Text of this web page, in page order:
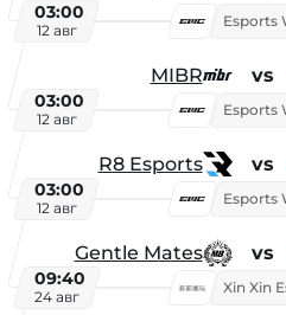
03:00
12 авг
MIBR vs
03:00
12 авг
R8 Esports vs
03:00
12 авг
Gentle Mates vs
09:40
24 авг